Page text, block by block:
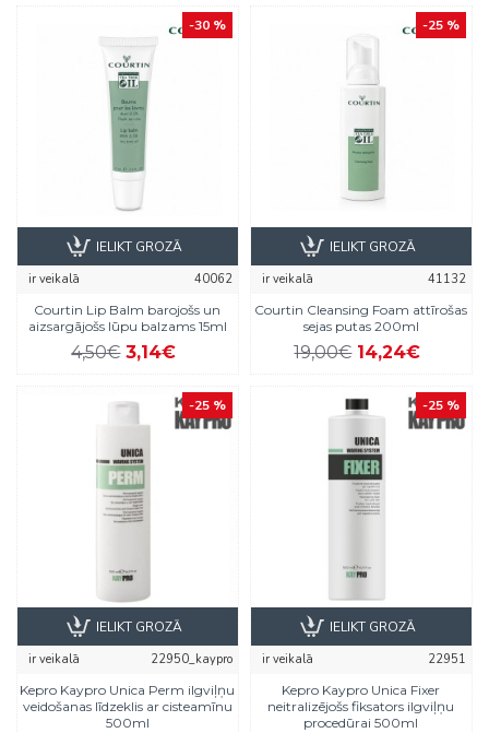
-30 %
ir veikalā
40062
Courtin Lip Balm barojošs un
aizsargājošs lūpu balzams 15ml
4,50€ 3,14€
IELIKT GROZĀ
-25 %
ir veikalā
41132
Courtin Cleansing Foam attīrošas
sejas putas 200ml
19,00€ 14,24€
IELIKT GROZĀ
-25 %
ir veikalā
22950_kaypro
Kepro Kaypro Unica Perm ilgviļņu
veidošanas līdzeklis ar cisteamīnu
500ml
IELIKT GROZĀ
-25 %
ir veikalā
22951
Kepro Kaypro Unica Fixer
neitralizējošs fiksators ilgviļņu
procedūrai 500ml
IELIKT GROZĀ